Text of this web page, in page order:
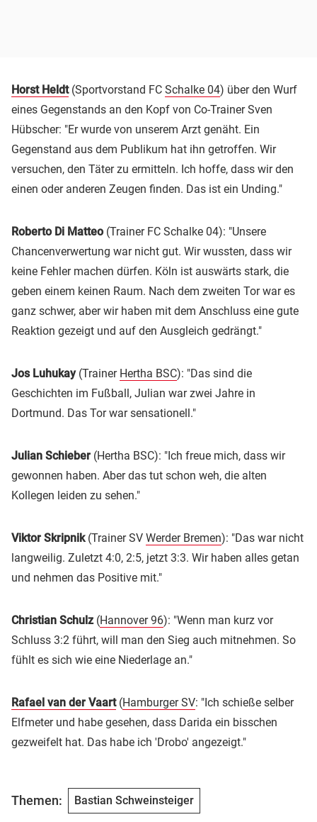
Horst Heldt (Sportvorstand FC Schalke 04) über den Wurf
eines Gegenstands an den Kopf von Co-Trainer Sven
Hübscher: "Er wurde von unserem Arzt genäht. Ein
Gegenstand aus dem Publikum hat ihn getroffen. Wir
versuchen, den Täter zu ermitteln. Ich hoffe, dass wir den
einen oder anderen Zeugen finden. Das ist ein Unding."
Roberto Di Matteo (Trainer FC Schalke 04): "Unsere
Chancenverwertung war nicht gut. Wir wussten, dass wir
keine Fehler machen dürfen. Köln ist auswärts stark, die
geben einem keinen Raum. Nach dem zweiten Tor war es
ganz schwer, aber wir haben mit dem Anschluss eine gute
Reaktion gezeigt und auf den Ausgleich gedrängt."
Jos Luhukay (Trainer Hertha BSC): "Das sind die
Geschichten im Fußball, Julian war zwei Jahre in
Dortmund. Das Tor war sensationell."
Julian Schieber (Hertha BSC): "Ich freue mich, dass wir
gewonnen haben. Aber das tut schon weh, die alten
Kollegen leiden zu sehen."
Viktor Skripnik (Trainer SV Werder Bremen): "Das war nicht
langweilig. Zuletzt 4:0, 2:5, jetzt 3:3. Wir haben alles getan
und nehmen das Positive mit."
Christian Schulz (Hannover 96): "Wenn man kurz vor
Schluss 3:2 führt, will man den Sieg auch mitnehmen. So
fühlt es sich wie eine Niederlage an."
Rafael van der Vaart (Hamburger SV: "Ich schieße selber
Elfmeter und habe gesehen, dass Darida ein bisschen
gezweifelt hat. Das habe ich 'Drobo' angezeigt."
Themen: Bastian Schweinsteiger